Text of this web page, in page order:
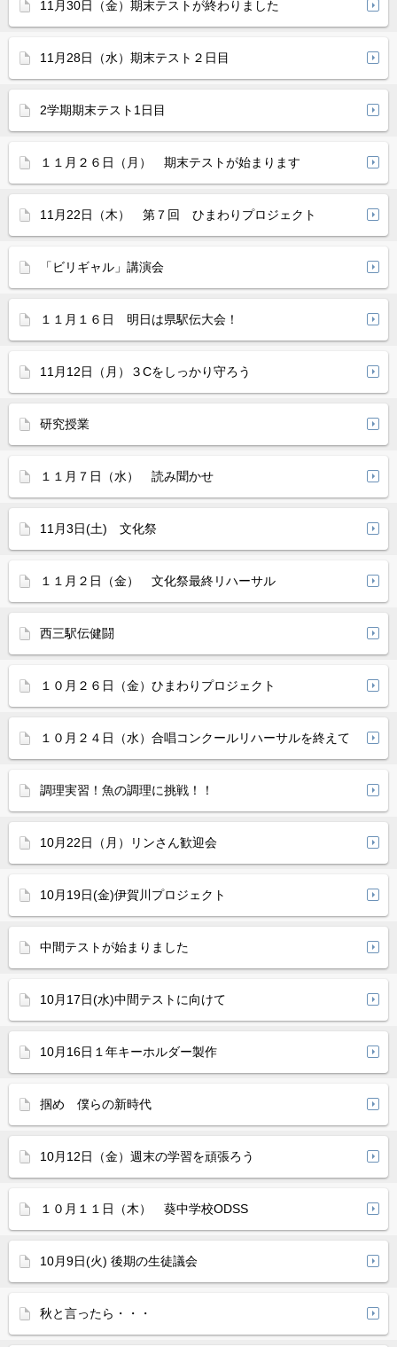
11月30日（金）期末テストが終わりました
11月28日（水）期末テスト２日目
2学期期末テスト1日目
１１月２６日（月） 期末テストが始まります
11月22日（木） 第７回 ひまわりプロジェクト
「ビリギャル」講演会
１１月１６日 明日は県駅伝大会！
11月12日（月）３Cをしっかり守ろう
研究授業
１１月７日（水） 読み聞かせ
11月3日(土) 文化祭
１１月２日（金） 文化祭最終リハーサル
西三駅伝健闘
１０月２６日（金）ひまわりプロジェクト
１０月２４日（水）合唱コンクールリハーサルを終えて
調理実習！魚の調理に挑戦！！
10月22日（月）リンさん歓迎会
10月19日(金)伊賀川プロジェクト
中間テストが始まりました
10月17日(水)中間テストに向けて
10月16日１年キーホルダー製作
掴め 僕らの新時代
10月12日（金）週末の学習を頑張ろう
１０月１１日（木） 葵中学校ODSS
10月9日(火) 後期の生徒議会
秋と言ったら・・・